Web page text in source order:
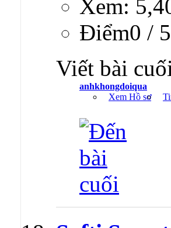
Xem:
Ðiểm0 / 5
Viết bài
anhkhongdoiqua
Xem Hồ sơ